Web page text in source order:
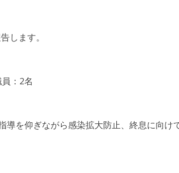
します。
：2名
を仰ぎながら感染拡大防止、終息に向け